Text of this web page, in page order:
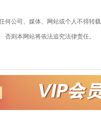
何公司、媒体、网站或个人不得转
否则本网站将依法追究法律责任。